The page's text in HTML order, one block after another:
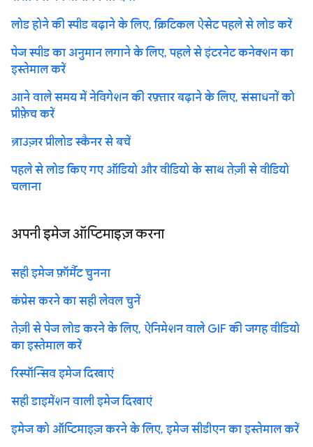
लोड होने की स्पीड बढ़ाने के लिए, क्रिटिकल ऐसेट पहले से लोड करें
पेज स्पीड का अनुमान लगाने के लिए, पहले से इंटरनेट कनेक्शन का
इस्तेमाल करें
आने वाले समय में नेविगेशन की रफ़्तार बढ़ाने के लिए, संसाधनों को
प्रीफ़ेच करें
ब्राउज़र प्रीलोड स्कैनर से बचें
पहले से लोड किए गए ऑडियो और वीडियो के साथ तेज़ी से वीडियो
चलाना
अपनी इमेज ऑप्टिमाइज़ करना
सही इमेज फ़ॉर्मैट चुनना
कंप्रेस करने का सही लेवल चुनें
तेज़ी से पेज लोड करने के लिए, ऐनिमेशन वाले GIF की जगह वीडियो
का इस्तेमाल करें
रिस्पॉन्सिव इमेज दिखाएं
सही डाइमेंशन वाली इमेज दिखाएं
इमेज को ऑप्टिमाइज़ करने के लिए, इमेज सीडीएन का इस्तेमाल करें